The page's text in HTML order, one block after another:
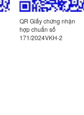
QR Giấy chứng nhận
hợp chuẩn số
171/2024VKH-2